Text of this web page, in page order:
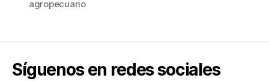
o
k
agropecuario
Síguenos en redes sociales